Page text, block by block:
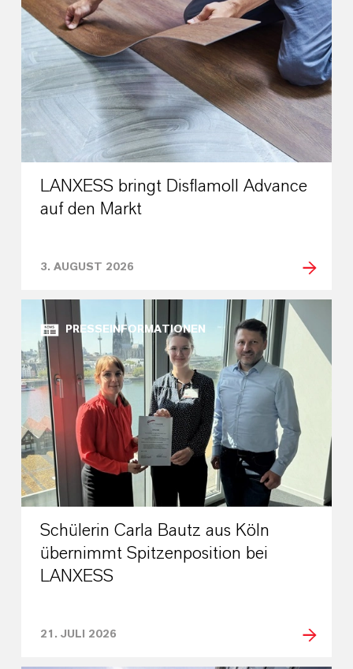
LANXESS bringt Disflamoll Advance
auf den Markt
3. AUGUST 2026
PRESSEINFORMATIONEN
Schülerin Carla Bautz aus Köln
übernimmt Spitzenposition bei
LANXESS
21. JULI 2026